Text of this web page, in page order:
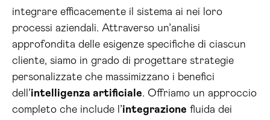
integrare efficacemente il sistema ai nei loro
processi aziendali. Attraverso un’analisi
approfondita delle esigenze specifiche di ciascun
cliente, siamo in grado di progettare strategie
personalizzate che massimizzano i benefici
dell’intelligenza artificiale. Offriamo un approccio
completo che include l’integrazione fluida dei